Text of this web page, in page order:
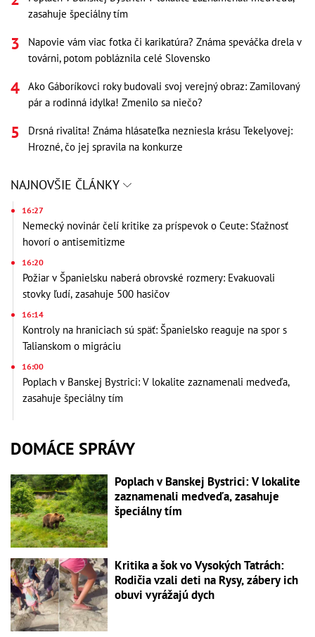
zasahuje špeciálny tím
Napovie vám viac fotka či karikatúra? Známa speváčka drela v
továrni, potom pobláznila celé Slovensko
Ako Gáboríkovci roky budovali svoj verejný obraz: Zamilovaný
pár a rodinná idylka! Zmenilo sa niečo?
Drsná rivalita! Známa hlásateľka nezniesla krásu Tekelyovej:
Hrozné, čo jej spravila na konkurze
NAJNOVŠIE ČLÁNKY
16:27
Nemecký novinár čelí kritike za príspevok o Ceute: Sťažnosť
hovorí o antisemitizme
16:20
Požiar v Španielsku naberá obrovské rozmery: Evakuovali
stovky ľudí, zasahuje 500 hasičov
16:14
Kontroly na hraniciach sú späť: Španielsko reaguje na spor s
Talianskom o migráciu
16:00
Poplach v Banskej Bystrici: V lokalite zaznamenali medveďa,
zasahuje špeciálny tím
DOMÁCE SPRÁVY
Poplach v Banskej Bystrici: V lokalite
zaznamenali medveďa, zasahuje
špeciálny tím
Kritika a šok vo Vysokých Tatrách:
Rodičia vzali deti na Rysy, zábery ich
obuvi vyrážajú dych